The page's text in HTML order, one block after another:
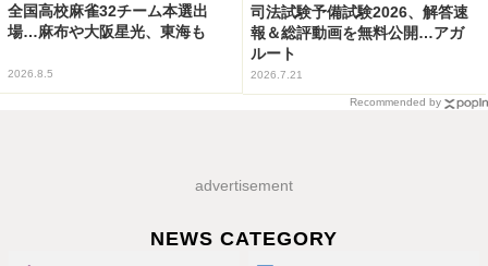
全国高校麻雀32チーム本選出
場…麻布や大阪星光、東海も
2026.8.5
司法試験予備試験2026、解答速
報＆総評動画を無料公開…アガ
ルート
2026.7.21
Recommended by
advertisement
NEWS CATEGORY